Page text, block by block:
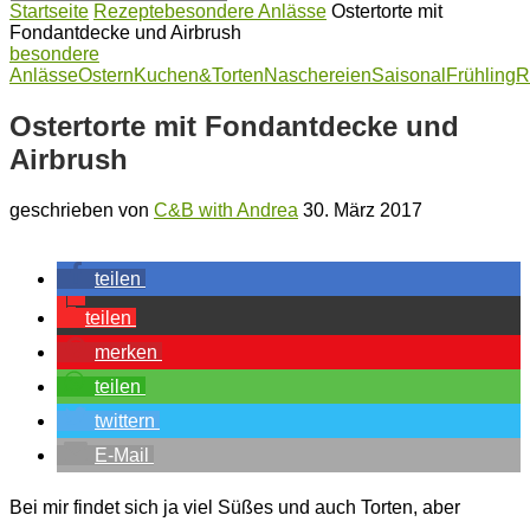
Startseite Rezeptebesondere Anlässe Ostertorte mit
Fondantdecke und Airbrush
besondere
AnlässeOsternKuchen&TortenNaschereienSaisonal Frühling
Ostertorte mit Fondantdecke und
Airbrush
geschrieben von C&B with Andrea 30. März 2017
teilen
teilen
merken
teilen
twittern
E-Mail
Bei mir findet sich ja viel Süßes und auch Torten, aber